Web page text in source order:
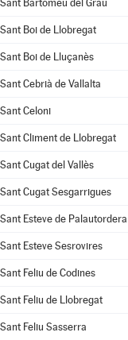
Sant Bartomeu del Grau
Sant Boi de Llobregat
Sant Boi de Lluçanès
Sant Cebrià de Vallalta
Sant Celoni
Sant Climent de Llobregat
Sant Cugat del Vallès
Sant Cugat Sesgarrigues
Sant Esteve de Palautordera
Sant Esteve Sesrovires
Sant Feliu de Codines
Sant Feliu de Llobregat
Sant Feliu Sasserra